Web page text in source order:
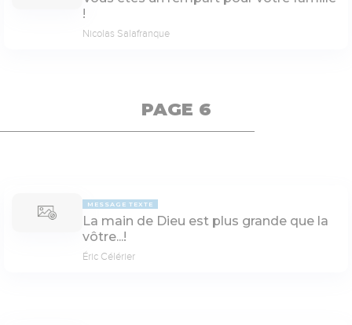
!
Nicolas Salafranque
PAGE 6
MESSAGE TEXTE
La main de Dieu est plus grande que la
vôtre...!
Éric Célérier